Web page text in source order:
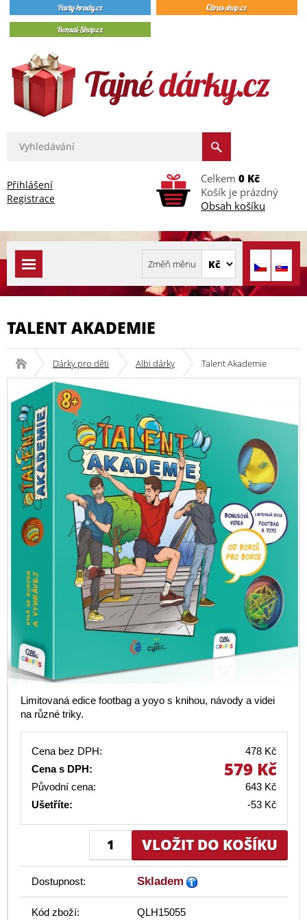
Přihlášení
Registrace
Celkem 0 Kč
Košík je prázdný
Obsah košíku
TALENT AKADEMIE
Dárky pro děti Albi dárky Talent Akademie
Limitovaná edice footbag a yoyo s knihou, návody a videi
na různé triky.
Cena bez DPH:
478 Kč
Cena s DPH:
579 Kč
Původní cena:
643 Kč
Ušetříte:
-53 Kč
Dostupnost: Skladem
Kód zboží: QLH15055